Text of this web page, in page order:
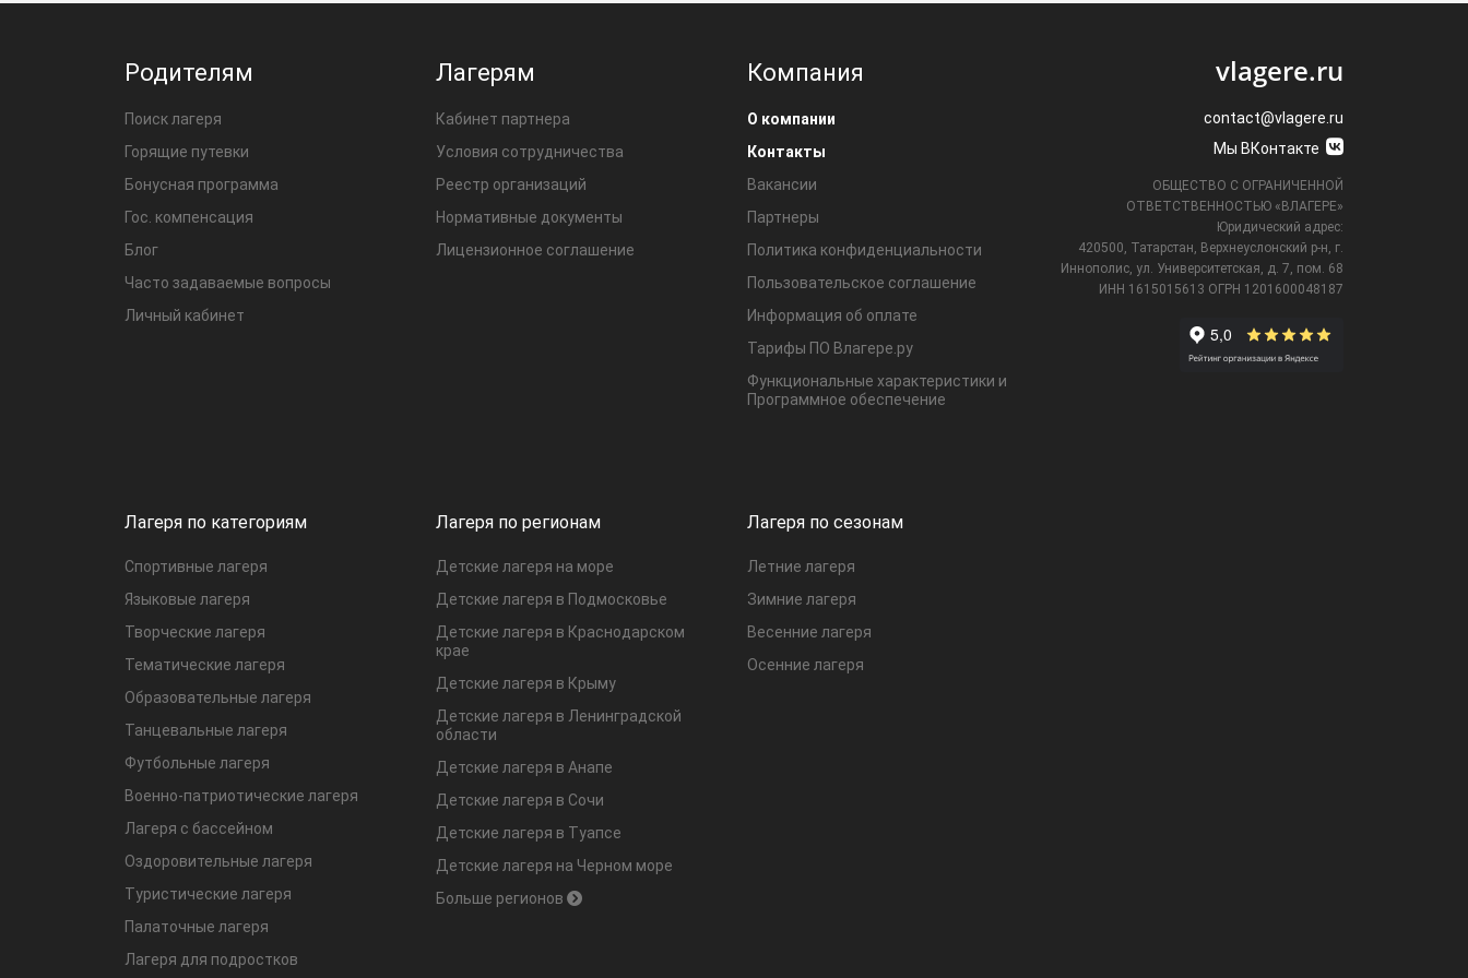
Родителям
Поиск лагеря
Горящие путевки
Бонусная программа
Гос. компенсация
Блог
Часто задаваемые вопросы
Личный кабинет
Лагерям
Кабинет партнера
Условия сотрудничества
Реестр организаций
Нормативные документы
Лицензионное соглашение
Компания
О компании
Контакты
Вакансии
Партнеры
Политика конфиденциальности
Пользовательское соглашение
Информация об оплате
Тарифы ПО Влагере.ру
Функциональные характеристики и
Программное обеспечение
Лагеря по категориям
Спортивные лагеря
Языковые лагеря
Творческие лагеря
Тематические лагеря
Образовательные лагеря
Танцевальные лагеря
Футбольные лагеря
Военно-патриотические лагеря
Лагеря с бассейном
Оздоровительные лагеря
Туристические лагеря
Палаточные лагеря
Лагеря для подростков
Лагеря по регионам
Детские лагеря на море
Детские лагеря в Подмосковье
Детские лагеря в Краснодарском
крае
Детские лагеря в Крыму
Детские лагеря в Ленинградской
области
Детские лагеря в Анапе
Детские лагеря в Сочи
Детские лагеря в Туапсе
Детские лагеря на Черном море
Больше регионов
Лагеря по сезонам
Летние лагеря
Зимние лагеря
Весенние лагеря
Осенние лагеря
vlagere.ru
contact@vlagere.ru
Мы ВКонтакте
ОБЩЕСТВО С ОГРАНИЧЕННОЙ
ОТВЕТСТВЕННОСТЬЮ «ВЛАГЕРЕ»
Юридический адрес:
420500, Татарстан, Верхнеуслонский р-н, г.
Иннополис, ул. Университетская,
д. 7, пом. 68
ИНН 1615015613 ОГРН 1201600048187